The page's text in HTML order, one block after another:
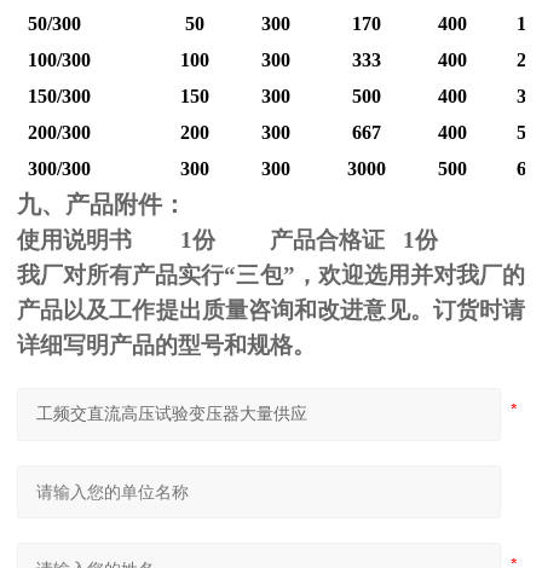
50/300
50 300 170 400
100/300
100 300 333 400
150/300
150 300 500 400
200/300
200 300 667 400
300/300
300 300 3000 500
九、产品附件：
使用说明书 1份 产品合格证 1份
我厂对所有产品实行“三包”，欢迎选用并对我厂的
产品以及工作提出质量咨询和改进意见。订货时请
详细写明产品的型号和规格。